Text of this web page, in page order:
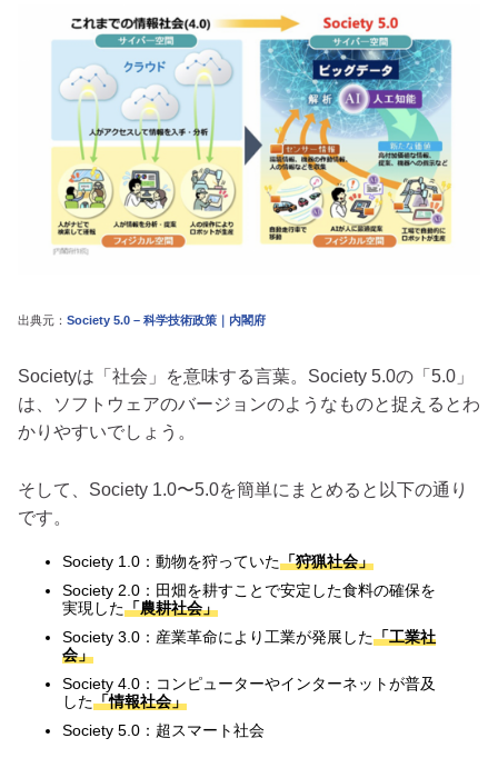
出典元： Society 5.0 – 科学技術政策｜内閣府
Societyは「社会」を意味する言葉。Society 5.0の「5.0」
は、ソフトウェアのバージョンのようなものと捉えるとわ
かりやすいでしょう。
そして、Society 1.0〜5.0を簡単にまとめると以下の通り
です。
Society 1.0：動物を狩っていた「狩猟社会」
Society 2.0：田畑を耕すことで安定した食料の確保を
実現した「農耕社会」
Society 3.0：産業革命により工業が発展した「工業社
会」
Society 4.0：コンピューターやインターネットが普及
した「情報社会」
Society 5.0：超スマート社会